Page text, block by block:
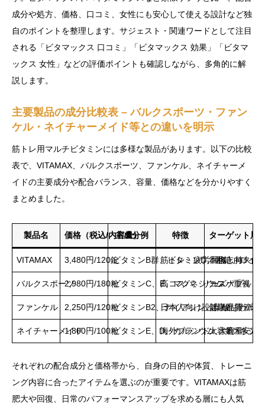
成分や処方、価格、口コミ、女性にも安心して使える設計など独
自のポイントを整理します。サジェスト・関連ワードとして注目
される「ビタマックス 口コミ」「ビタマックス 効果」「ビタマ
ックス 女性」などの評価ポイントも確認しながら、多角的に解
説します。
主要製品の成分比較表 – バルクスポーツ・ファン
ケル・ネイチャーメイド等との違いを明示
筋トレ用マルチビタミンには多様な製品があります。以下の比較
表で、VITAMAX、バルクスポーツ、ファンケル、ネイチャーメ
イドの主要成分や配合バランス、容量、価格などを分かりやすく
まとめました。
製品名 価格（税込/内容量）
主成分例 特徴 ターゲット層
VITAMAX 3,480円/120錠ビタミンB群、ビタミンD、亜鉛、ロイ
筋トレ・疲労回復・持久力
本格志向・女
バルクスポーツ2,980円/180粒ビタミンC、E、マグネシウム
高コスパ、リーズナブル、
コスパ重視・
ファンケル 2,250円/120粒ビタミンB2、ナイアシン、葉酸、カルシ
日本人向け設計・品質管理
健康維持・予
ネイチャーメイド1,800円/100粒ビタミンE、D、カルシウム、マグネシ
海外ブランド・大容量
大容量・安定
それぞれの配合成分と価格帯から、自身の目的や体質、トレーニ
ング内容に合ったアイテムを選ぶのが重要です。VITAMAXは筋
肥大や回復、日常のパフォーマンスアップを求める層にも人気